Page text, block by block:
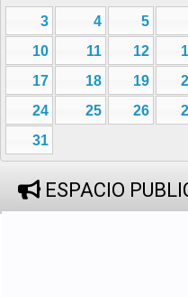
3
4 5
10
11 12
17
18 19
24
25 26
31
ESPACIO